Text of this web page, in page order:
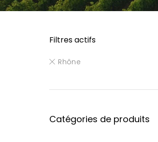
Filtres actifs
Rhône
Catégories de produits